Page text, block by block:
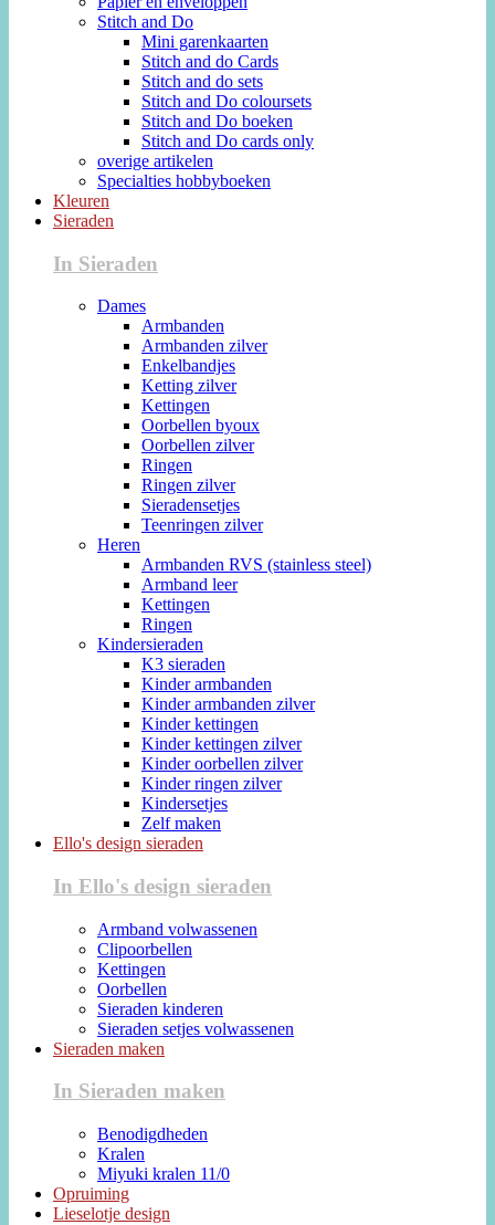
Stitch and Do
Mini garenkaarten
Stitch and do Cards
Stitch and do sets
Stitch and Do coloursets
Stitch and Do boeken
Stitch and Do cards only
overige artikelen
Specialties hobbyboeken
Kleuren
Sieraden
In Sieraden
Dames
Armbanden
Armbanden zilver
Enkelbandjes
Ketting zilver
Kettingen
Oorbellen byoux
Oorbellen zilver
Ringen
Ringen zilver
Sieradensetjes
Teenringen zilver
Heren
Armbanden RVS (stainless steel)
Armband leer
Kettingen
Ringen
Kindersieraden
K3 sieraden
Kinder armbanden
Kinder armbanden zilver
Kinder kettingen
Kinder kettingen zilver
Kinder oorbellen zilver
Kinder ringen zilver
Kindersetjes
Zelf maken
Ello's design sieraden
In Ello's design sieraden
Armband volwassenen
Clipoorbellen
Kettingen
Oorbellen
Sieraden kinderen
Sieraden setjes volwassenen
Sieraden maken
In Sieraden maken
Benodigdheden
Kralen
Miyuki kralen 11/0
Opruiming
Lieselotje design